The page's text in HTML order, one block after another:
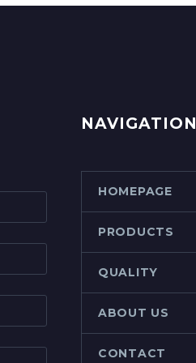
NAVIGATION
HOMEPAGE
PRODUCTS
QUALITY
ABOUT US
CONTACT